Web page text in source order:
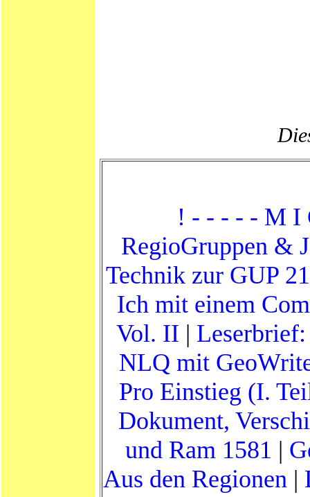
! - - - - - M I
RegioGruppen &
Technik zur GUP 21
Ich mit einem
Vol. II | Leserbrief:
NLQ mit
Pro Einstieg (I.
Dokument,
und Ram 1581 |
Aus den Regionen |